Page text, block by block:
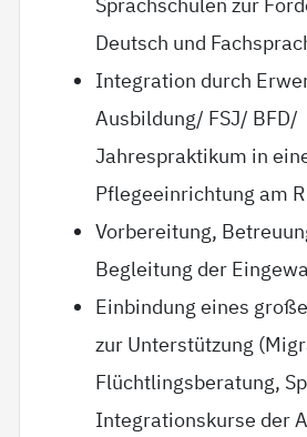
Deutsch und
Integration durch
Ausbildung/ FSJ/ BFD/
Jahrespraktikum in
Pflegeeinrichtung am
Vorbereitung,
Begleitung der
Einbindung eines
zur Unterstützung
Flüchtlingsberatung,
Integrationskurse der